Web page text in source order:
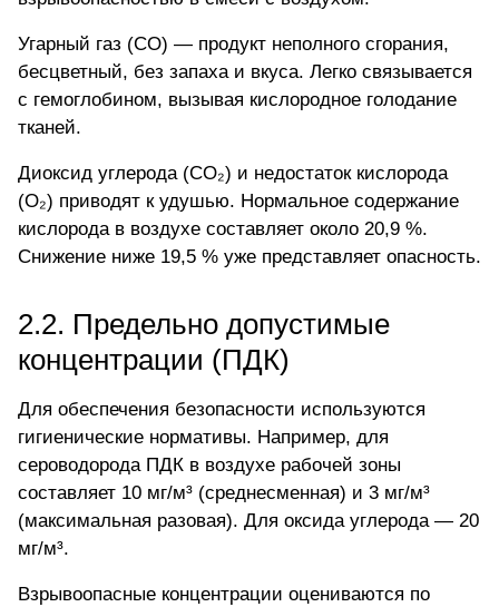
Угарный газ (CO) — продукт неполного сгорания,
бесцветный, без запаха и вкуса. Легко связывается
с гемоглобином, вызывая кислородное голодание
тканей.
Диоксид углерода (CO₂) и недостаток кислорода
(O₂) приводят к удушью. Нормальное содержание
кислорода в воздухе составляет около 20,9 %.
Снижение ниже 19,5 % уже представляет опасность.
2.2. Предельно допустимые
концентрации (ПДК)
Для обеспечения безопасности используются
гигиенические нормативы. Например, для
сероводорода ПДК в воздухе рабочей зоны
составляет 10 мг/м³ (среднесменная) и 3 мг/м³
(максимальная разовая). Для оксида углерода — 20
мг/м³.
Взрывоопасные концентрации оцениваются по